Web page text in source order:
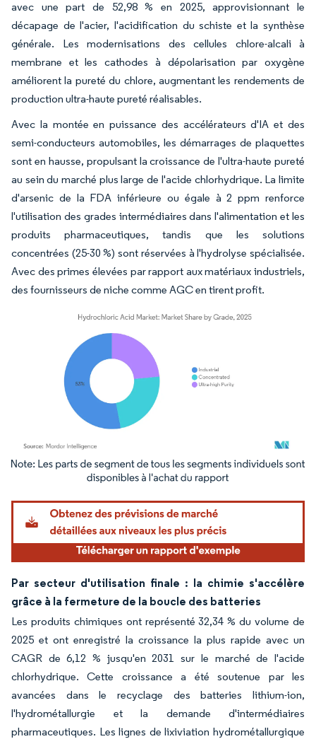
avec une part de 52,98 % en 2025, approvisionnant le
décapage de l'acier, l'acidification du schiste et la synthèse
générale. Les modernisations des cellules chlore-alcali à
membrane et les cathodes à dépolarisation par oxygène
améliorent la pureté du chlore, augmentant les rendements de
production ultra-haute pureté réalisables.
Avec la montée en puissance des accélérateurs d'IA et des
semi-conducteurs automobiles, les démarrages de plaquettes
sont en hausse, propulsant la croissance de l'ultra-haute pureté
au sein du marché plus large de l'acide chlorhydrique. La limite
d'arsenic de la FDA inférieure ou égale à 2 ppm renforce
l'utilisation des grades intermédiaires dans l'alimentation et les
produits pharmaceutiques, tandis que les solutions
concentrées (25-30 %) sont réservées à l'hydrolyse spécialisée.
Avec des primes élevées par rapport aux matériaux industriels,
des fournisseurs de niche comme AGC en tirent profit.
Image © Mordor Intelligence. La réutilisation nécessite une attribution sous CC BY
Par secteur d'utilisation finale : la chimie s'accélère
grâce à la fermeture de la boucle des batteries
Les produits chimiques ont représenté 32,34 % du volume de
2025 et ont enregistré la croissance la plus rapide avec un
CAGR de 6,12 % jusqu'en 2031 sur le marché de l'acide
chlorhydrique. Cette croissance a été soutenue par les
avancées dans le recyclage des batteries lithium-ion,
l'hydrométallurgie et la demande d'intermédiaires
pharmaceutiques. Les lignes de lixiviation hydrométallurgique